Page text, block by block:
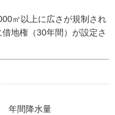
㎡以上に広さが規制され
地権（30年間）が設定さ
年間降水量